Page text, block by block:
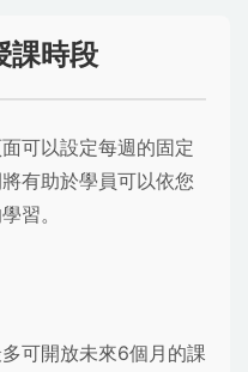
課時段
可以設定每週的固定
有助於學員可以依您
習。
可開放未來6個月的課